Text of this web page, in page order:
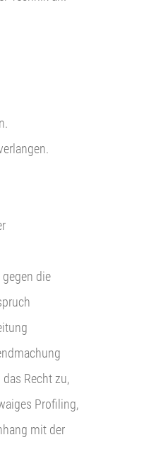
die
Recht zu,
Profiling,
mit der